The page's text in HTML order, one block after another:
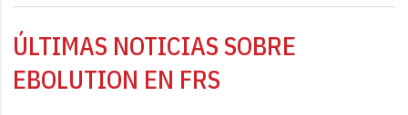
ÚLTIMAS NOTICIAS SOBRE
EBOLUTION EN FRS